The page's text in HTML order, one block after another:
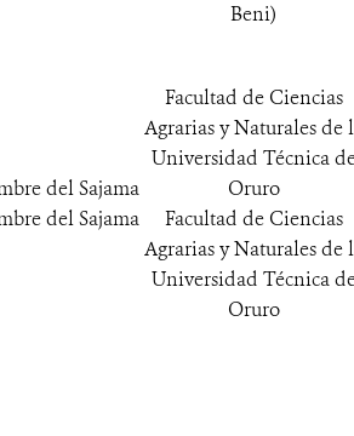
Beni)
del Sajama
del Sajama
Facultad de Ciencias
Agrarias y Naturales de
Universidad Técnica
Oruro
Facultad de Ciencias
Agrarias y Naturales de
Universidad Técnica
Oruro